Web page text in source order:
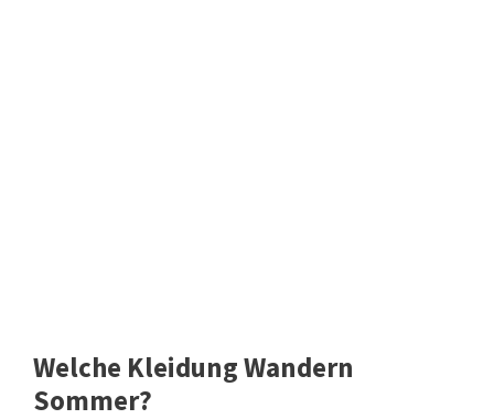
Welche Kleidung Wandern
Sommer?